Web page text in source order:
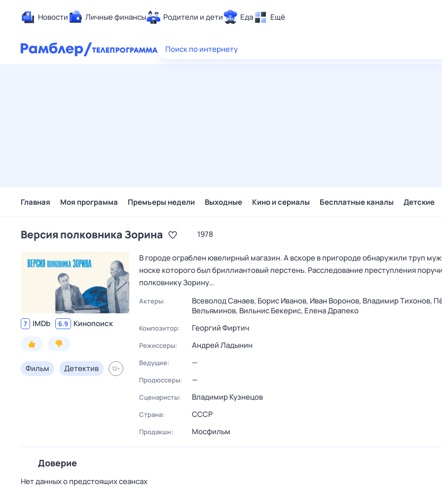
Новости Личные финансы Родители и дети Еда Ещё
Здоровье
Поиск по интернету
Главная Моя программа Премьеры недели Выходные Кино и сериалы Бесплатные каналы Детские
Версия полковника Зорина 1978
7 IMDb 6.9 Кинопоиск
Фильм Детектив 12+
В городе ограблен ювелирный магазин. А вскоре в пригороде обнаружили труп
носке которого был бриллиантовый перстень. Расследование преступления
полковнику Зорину…
Актеры: Всеволод Санаев, Борис Иванов, Иван Воронов, Владимир Тихонов,
Вельяминов, Вильнис Бекерис, Елена Драпеко
Композитор: Георгий Фиртич
Режиссеры: Андрей Ладынин
Ведущие: —
Продюссеры: —
Сценаристы: Владимир Кузнецов
Страна: СССР
Продакшн: Мосфильм
Доверие
Нет данных о предстоящих сеансах